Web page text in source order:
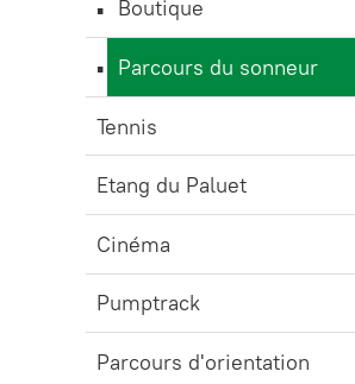
Boutique
Parcours du sonneur
Tennis
Etang du Paluet
Cinéma
Pumptrack
Parcours d'orientation